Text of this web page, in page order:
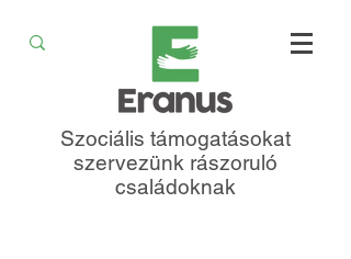
Szociális támogatásokat
szervezünk rászoruló
családoknak